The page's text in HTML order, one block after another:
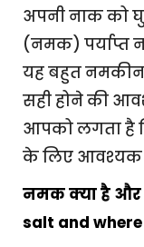
अपनी नाक को
(नमक) पर्याप्त
यह बहुत
सही होने की
आपको लगता है
के लिए आवश्यक
नमक क्या है और
salt and